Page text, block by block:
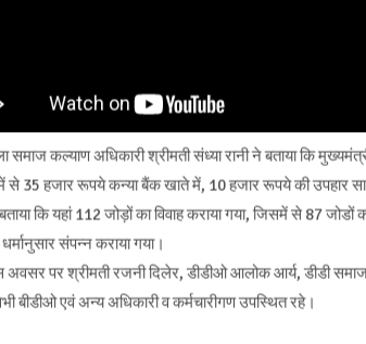
कल्याण अधिकारी श्रीमती संध्या रानी ने बताया कि
से 35 हजार रूपये कन्या बैंक खाते में, 10 हजार रूपये की उपहार
कि यहां 112 जोड़ों का विवाह कराया गया, जिसमें से 87 जोडों
संपन्न कराया गया।
पर श्रीमती रजनी दिलेर, डीडीओ आलोक आर्य, डीडी समाज
बीडीओ एवं अन्य अधिकारी व कर्मचारीगण उपस्थित रहे।